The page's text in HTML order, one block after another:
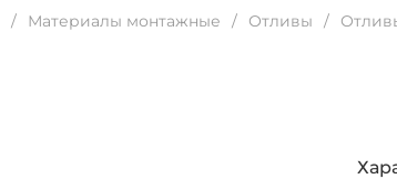
Материалы монтажные Отливы